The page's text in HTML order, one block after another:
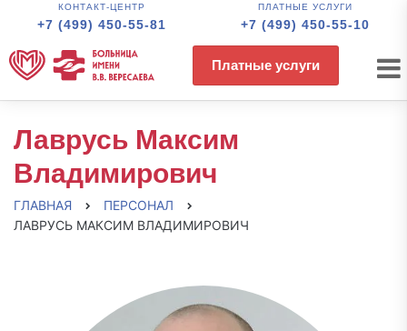
КОНТАКТ-ЦЕНТР
+7 (499) 450-55-81
ПЛАТНЫЕ УСЛУГИ
+7 (499) 450-55-10
Платные услуги
Лаврусь Максим
Владимирович
ГЛАВНАЯ
ПЕРСОНАЛ
ЛАВРУСЬ МАКСИМ ВЛАДИМИРОВИЧ